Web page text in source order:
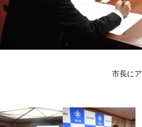
市長に